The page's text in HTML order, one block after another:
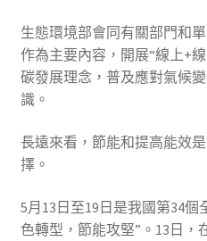
生態環境部會同有關部門和
作為主要內容，開展“線上+
碳發展理念，普及應對氣候
識。
長遠來看，節能和提高能效
擇。
5月13日至19日是我國第34
色轉型，節能攻堅”。13日，